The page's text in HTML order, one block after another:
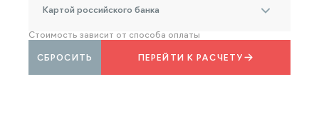
Картой российского банка
Стоимость зависит от способа оплаты
ПЕРЕЙТИ К РАСЧЕТУ
СБРОСИТЬ